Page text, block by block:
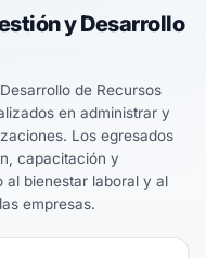
y Desarrollo
de Recursos
en administrar y
Los egresados
capacitación y
al bienestar laboral y al
empresas.